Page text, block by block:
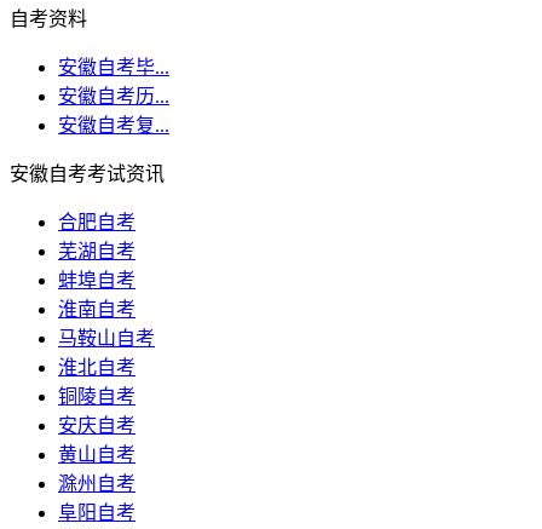
自考资料
安徽自考毕...
安徽自考历...
安徽自考复...
安徽自考考试资讯
合肥自考
芜湖自考
蚌埠自考
淮南自考
马鞍山自考
淮北自考
铜陵自考
安庆自考
黄山自考
滁州自考
阜阳自考